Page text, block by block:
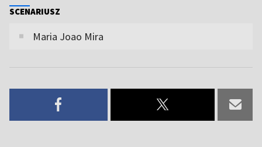
SCENARIUSZ
Maria Joao Mira